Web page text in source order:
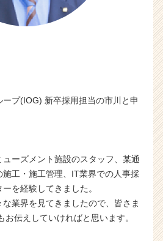
プ(IOG) 新卒採用担当の市川と申
ーズメント施設のスタッフ、某通
工・施工管理、IT業界での人事採
を経験してきました。
業界を見てきましたので、皆さま
お伝えしていければと思います。